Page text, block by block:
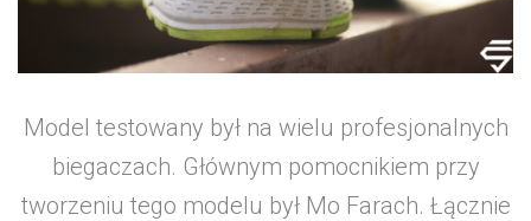
Model testowany był na wielu profesjonalnych
biegaczach. Głównym pomocnikiem przy
tworzeniu tego modelu był Mo Farach. Łącznie